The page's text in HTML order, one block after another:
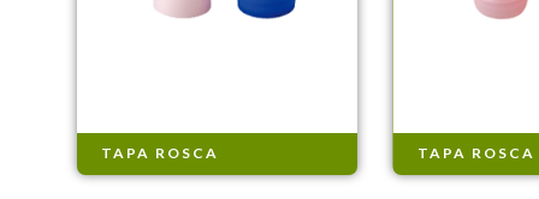
TAPA ROSCA TAPA ROSCA